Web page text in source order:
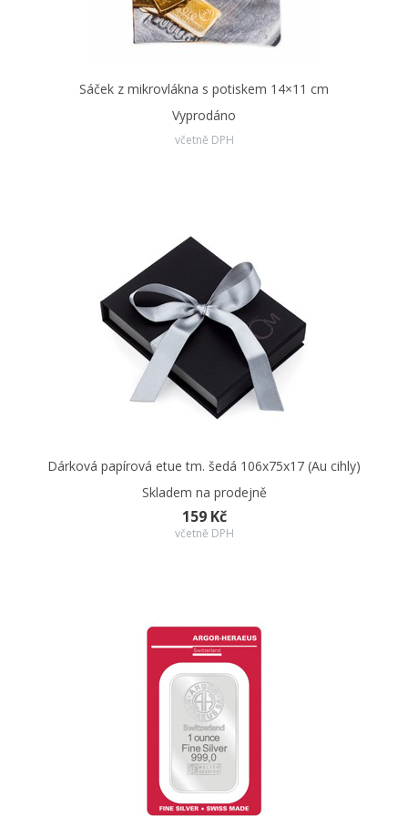
Sáček z mikrovlákna s potiskem 14×11 cm
Vyprodáno
včetně DPH
Dárková papírová etue tm. šedá 106x75x17 (Au cihly)
Skladem na prodejně
159 Kč
včetně DPH